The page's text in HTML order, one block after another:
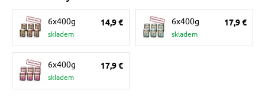
mačky
mačky
podložky
6x400g
skladem
14,9 € 6x400g
skladem
17,9 €
6x400g
skladem
17,9 €